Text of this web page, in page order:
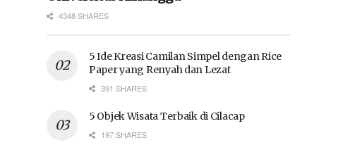
4348 SHARES
5 Ide Kreasi Camilan Simpel dengan Rice
Paper yang Renyah dan Lezat
391 SHARES
5 Objek Wisata Terbaik di Cilacap
197 SHARES